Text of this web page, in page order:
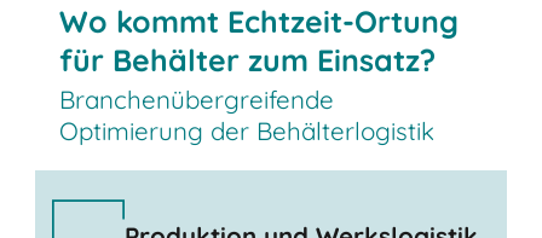
Wo kommt Echtzeit-Ortung
für Behälter zum Einsatz?
Branchenübergreifende
Optimierung der Behälterlogistik